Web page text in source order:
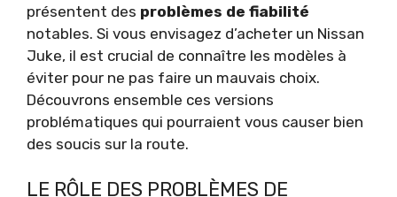
présentent des problèmes de fiabilité
notables. Si vous envisagez d’acheter un Nissan
Juke, il est crucial de connaître les modèles à
éviter pour ne pas faire un mauvais choix.
Découvrons ensemble ces versions
problématiques qui pourraient vous causer bien
des soucis sur la route.
LE RÔLE DES PROBLÈMES DE